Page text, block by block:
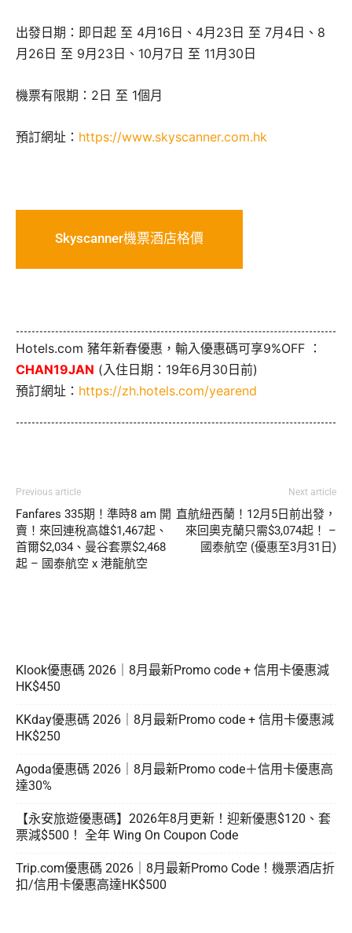
出發日期：即日起 至 4月16日、4月23日 至 7月4日、8
月26日 至 9月23日、10月7日 至 11月30日
機票有限期：2日 至 1個月
預訂網址： https://www.skyscanner.com.hk
Skyscanner機票酒店格價
Hotels.com 豬年新春優惠，輸入優惠碼可享9%OFF ：
CHAN19JAN (入住日期：19年6月30日前)
預訂網址： https://zh.hotels.com/yearend
Previous article
Fanfares 335期！準時8 am 開
賣！來回連稅高雄$1,467起、
首爾$2,034、曼谷套票$2,468
起 – 國泰航空 x 港龍航空
Next article
直航紐西蘭！12月5日前出發，
來回奧克蘭只需$3,074起！ –
國泰航空 (優惠至3月31日)
Klook優惠碼 2026｜8月最新Promo code + 信用卡優惠減
HK$450
KKday優惠碼 2026｜8月最新Promo code + 信用卡優惠減
HK$250
Agoda優惠碼 2026｜8月最新Promo code＋信用卡優惠高
達30%
【永安旅遊優惠碼】2026年8月更新！迎新優惠$120、套
票減$500！ 全年 Wing On Coupon Code
Trip.com優惠碼 2026｜8月最新Promo Code！機票酒店折
扣/信用卡優惠高達HK$500